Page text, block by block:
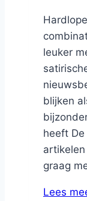
leuker
blijken
heeft
graag
Lees